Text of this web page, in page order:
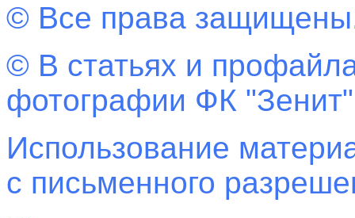
© Все права
© В статьях и
фотографии ФК
Использование
с письменного